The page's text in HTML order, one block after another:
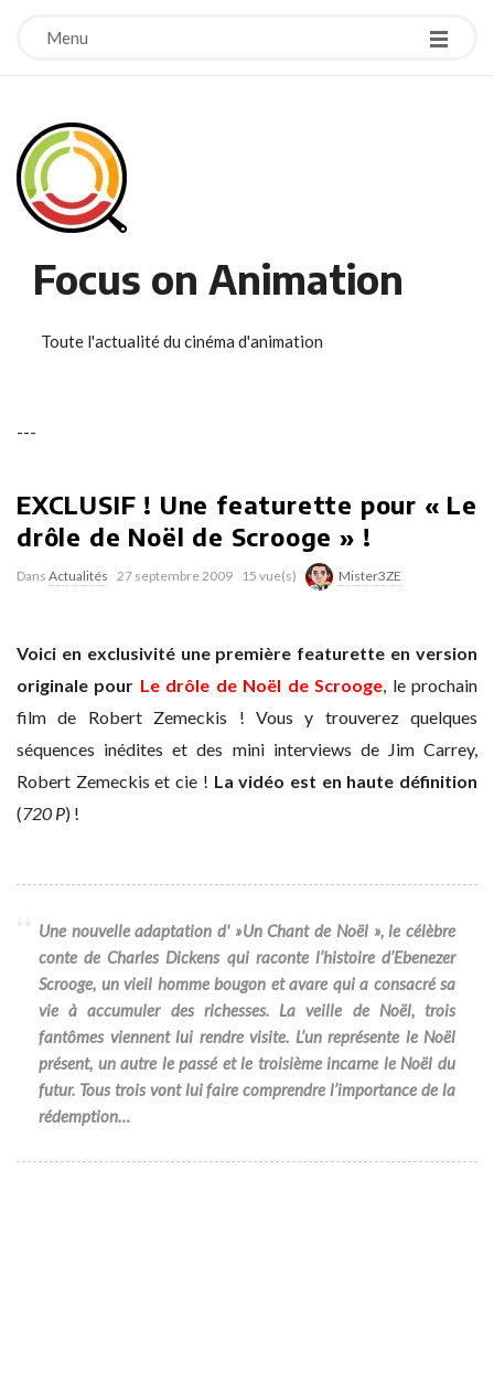
Menu
Focus on Animation
Toute l'actualité du cinéma d'animation
---
EXCLUSIF ! Une featurette pour « Le
drôle de Noël de Scrooge » !
Dans Actualités 27 septembre 2009 15 vue(s) Mister3ZE
Voici en exclusivité une première featurette en version
originale pour Le drôle de Noël de Scrooge, le prochain
film de Robert Zemeckis ! Vous y trouverez quelques
séquences inédites et des mini interviews de Jim Carrey,
Robert Zemeckis et cie ! La vidéo est en haute définition
(720 P) !
Une nouvelle adaptation d' »Un Chant de Noël », le célèbre
conte de Charles Dickens qui raconte l’histoire d’Ebenezer
Scrooge, un vieil homme bougon et avare qui a consacré sa
vie à accumuler des richesses. La veille de Noël, trois
fantômes viennent lui rendre visite. L’un représente le Noël
présent, un autre le passé et le troisième incarne le Noël du
futur. Tous trois vont lui faire comprendre l’importance de la
rédemption…